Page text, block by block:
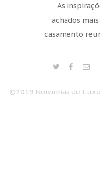
As
achados
casamento
©2019 Noivinhas de